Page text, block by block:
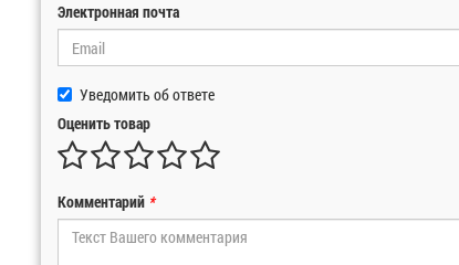
Электронная почта
Уведомить об ответе
Оценить товар
Комментарий *